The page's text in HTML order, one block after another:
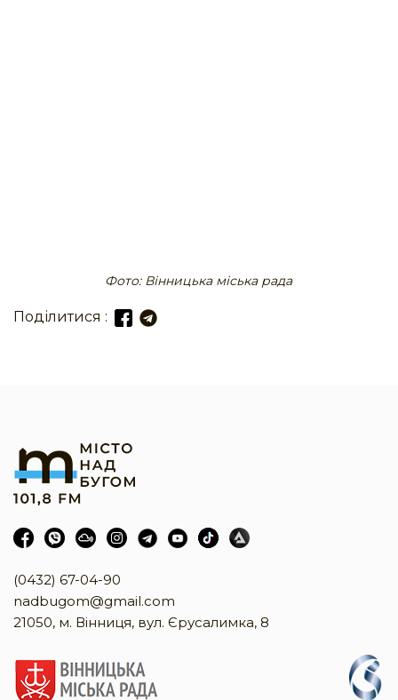
Фото: Вінницька міська рада
Поділитися :
(0432) 67-04-90
nadbugom@gmail.com
21050, м. Вінниця, вул. Єрусалимка, 8